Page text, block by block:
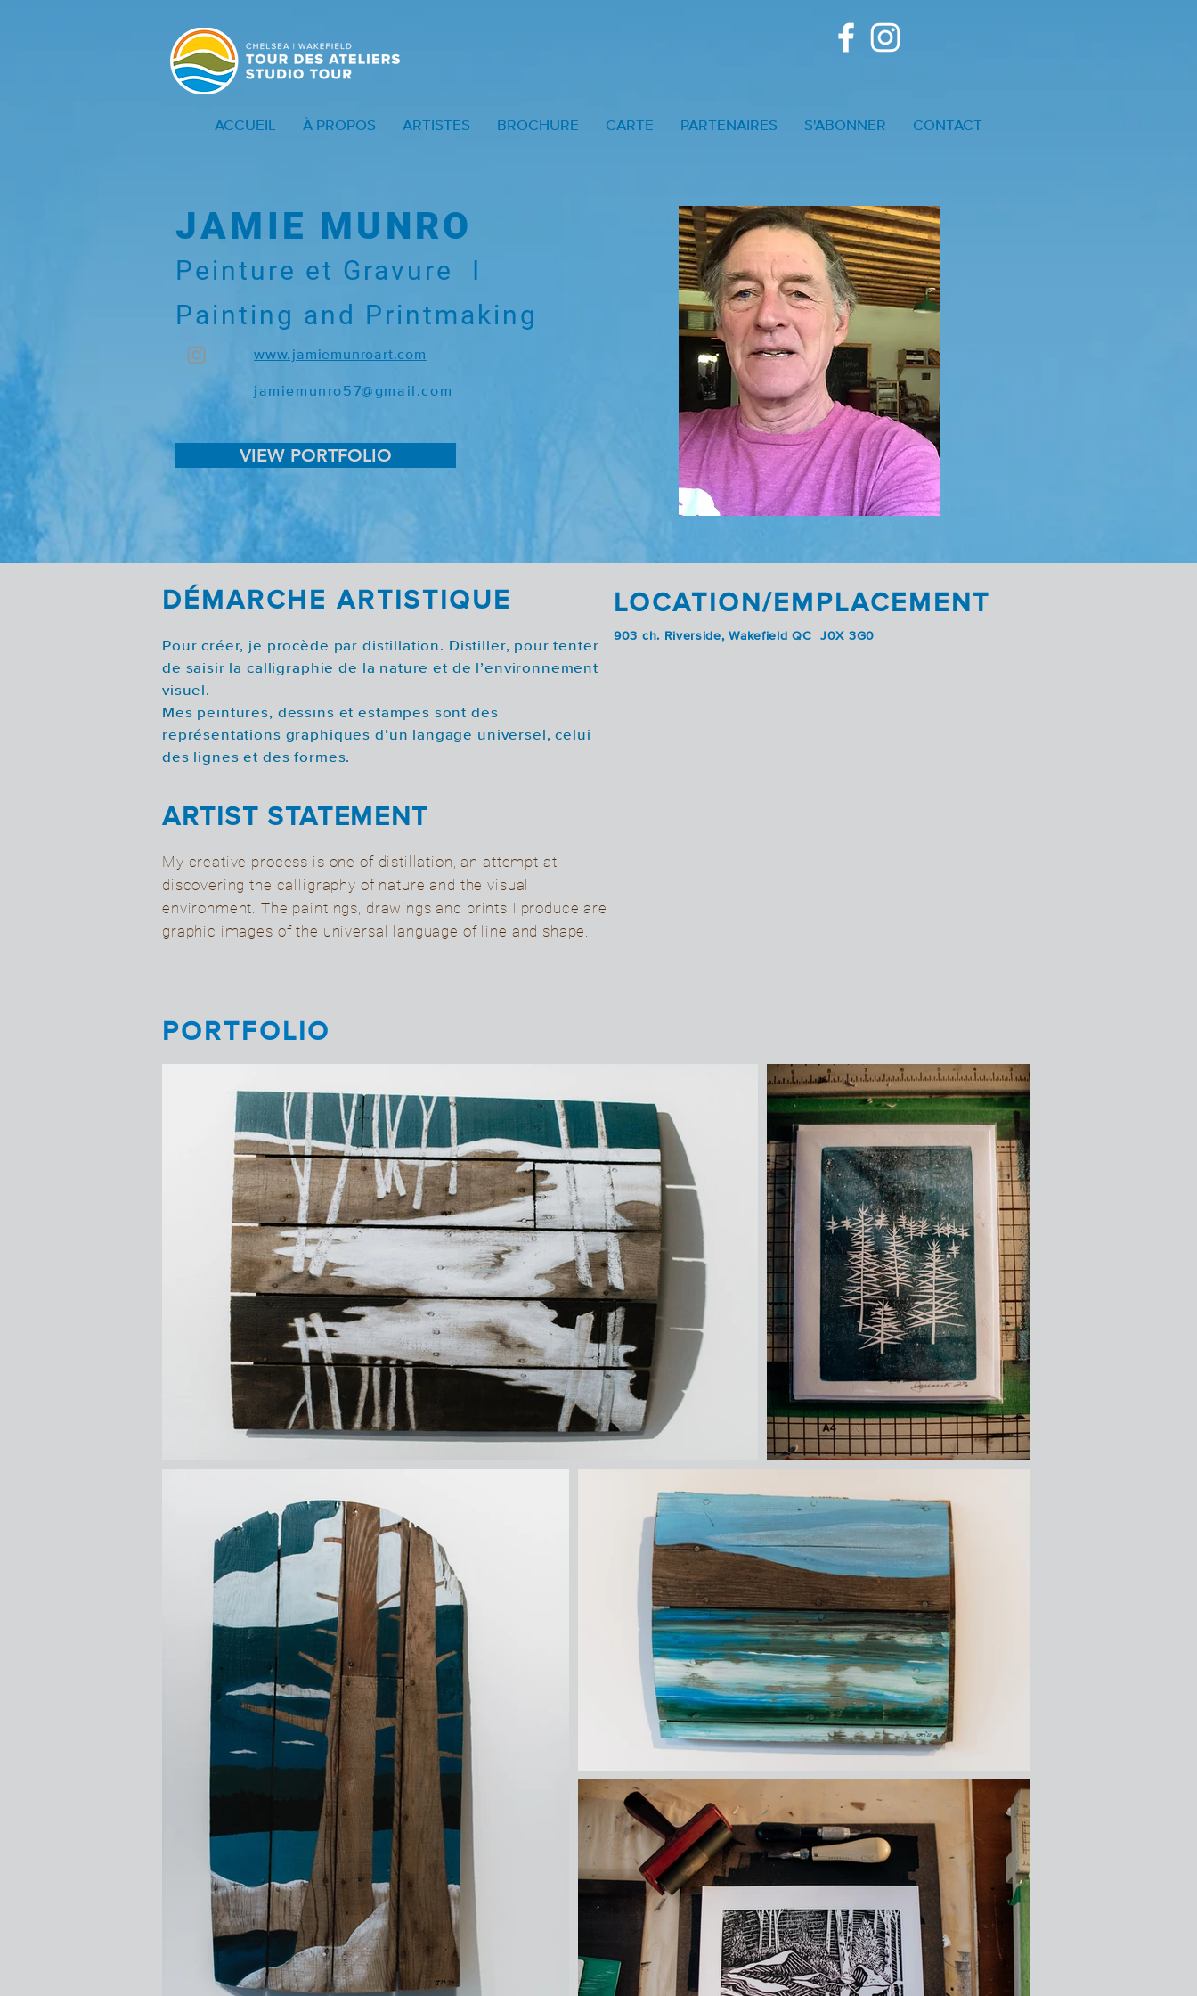
ACCUEIL À PROPOS ARTISTES BROCHURE CARTE PARTENAIRES S'ABONNER CONTACT
JAMIE MUNRO
Peinture et Gravure
I
Painting and Printmaking
www.jamiemunroart.com
jamiemunro57@gmail.com
VIEW PORTFOLIO
DÉMARCHE ARTISTIQUE
Pour créer, je procède par distillation. Distiller, pour tenter
de saisir la calligraphie de la nature et de l’environnement
visuel.
Mes peintures, dessins et estampes sont des
représentations graphiques d’un langage universel, celui
des lignes et des formes.
ARTIST STATEMENT
My creative process is one of distillation, an attempt at
discovering the calligraphy of nature and the visual
environment. The paintings, drawings and prints I produce are
graphic images of the universal language of line and shape.
LOCATION/EMPLACEMENT
903 ch. Riverside, Wakefield QC J0X 3G0
PORTFOLIO